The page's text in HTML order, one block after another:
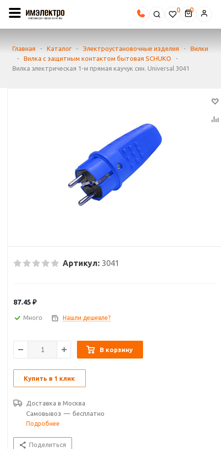
0
Главная - Каталог - Электроустановочные изделия -
Вилки
-
Вилка с защитным контактом бытовая SCHUKO
-
Вилка электрическая 1-м прямая каучук син. Universal 3041
Артикул: 3041
87.45 ₽
Много Нашли дешевле?
В корзину
Купить в 1 клик
Доставка в Москва
Самовывоз — бесплатно
Подробнее
Поделиться